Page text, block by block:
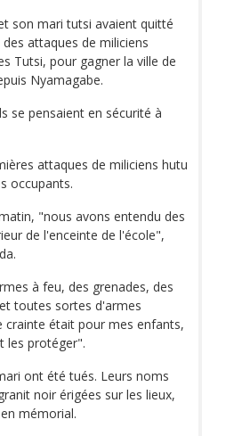
son mari tutsi avaient quitté
attaques de miliciens
Tutsi, pour gagner la ville de
Nyamagabe.
se pensaient en sécurité à
attaques de miliciens hutu
occupants.
"nous avons entendu des
de l'enceinte de l'école",
à feu, des grenades, des
toutes sortes d'armes
crainte était pour mes enfants,
les protéger".
ont été tués. Leurs noms
noir érigées sur les lieux,
mémorial.